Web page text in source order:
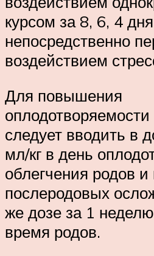
курсом за 8, 6, 4
непосредственно
воздействием
Для повышения
следует вводить в
мл/кг в день
облегчения родов
послеродовых
же дозе за 1
время родов.